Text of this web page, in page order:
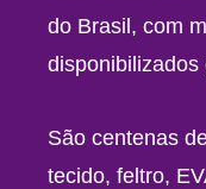
do Brasil, com
disponibilizados
São centenas
tecido, feltro,